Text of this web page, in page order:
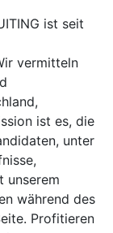
ist seit
vermitteln
ist es, die
unter
unserem
während des
Profitieren